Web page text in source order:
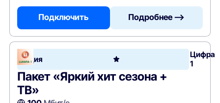
Подключить Подробнее —>
Акция
Цифра
1
Пакет «Яркий хит сезона +
ТВ»